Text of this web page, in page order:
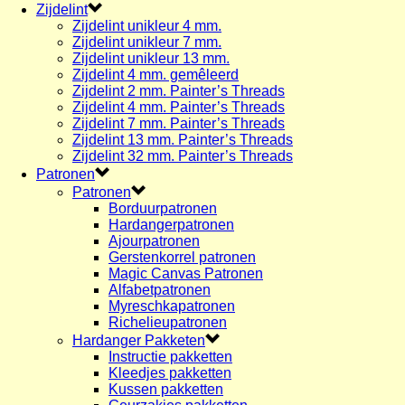
Zijdelint
Zijdelint unikleur 4 mm.
Zijdelint unikleur 7 mm.
Zijdelint unikleur 13 mm.
Zijdelint 4 mm. gemêleerd
Zijdelint 2 mm. Painter’s Threads
Zijdelint 4 mm. Painter’s Threads
Zijdelint 7 mm. Painter’s Threads
Zijdelint 13 mm. Painter’s Threads
Zijdelint 32 mm. Painter’s Threads
Patronen
Patronen
Borduurpatronen
Hardangerpatronen
Ajourpatronen
Gerstenkorrel patronen
Magic Canvas Patronen
Alfabetpatronen
Myreschkapatronen
Richelieupatronen
Hardanger Pakketen
Instructie pakketten
Kleedjes pakketten
Kussen pakketten